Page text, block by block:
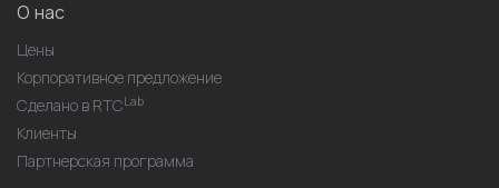
О нас
Цены
Корпоративное предложение
Сделано в RTCLab
Клиенты
Партнерская программа